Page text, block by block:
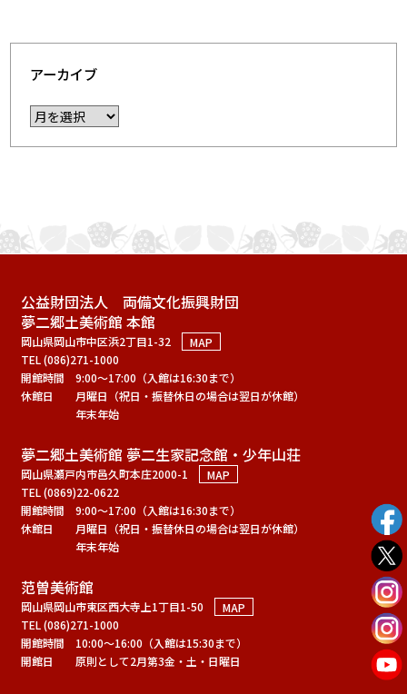
アーカイブ
公益財団法人 両備文化振興財団
夢二郷土美術館 本館
岡山県岡山市中区浜2丁目1-32
MAP
TEL (086)271-1000
開館時間
9:00～17:00（入館は16:30まで）
休館日
月曜日（祝日・振替休日の場合は翌日が休館）
年末年始
夢二郷土美術館 夢二生家記念館・少年山荘
岡山県瀬戸内市邑久町本庄2000-1
MAP
TEL (0869)22-0622
開館時間
9:00～17:00（入館は16:30まで）
休館日
月曜日（祝日・振替休日の場合は翌日が休館）
年末年始
范曽美術館
岡山県岡山市東区西大寺上1丁目1-50
MAP
TEL (086)271-1000
開館時間
10:00～16:00（入館は15:30まで）
開館日
原則として2月第3金・土・日曜日